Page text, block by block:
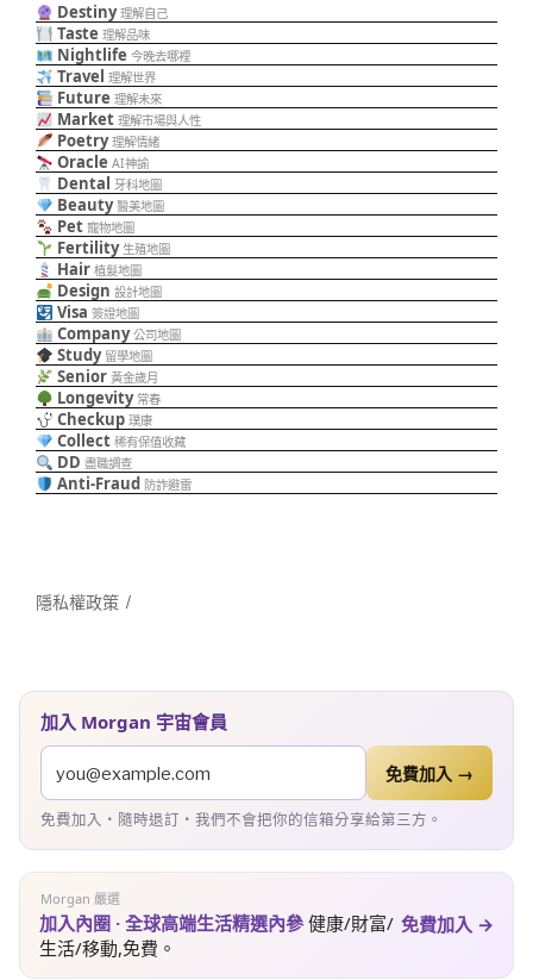
Destiny 理解自己
Taste 理解品味
Nightlife 今晚去哪裡
Travel 理解世界
Future 理解未來
Market 理解市場與人性
Poetry 理解情緒
Oracle AI神諭
Dental 牙科地圖
Beauty 醫美地圖
Pet 寵物地圖
Fertility 生殖地圖
Hair 植髮地圖
Design 設計地圖
Visa 簽證地圖
Company 公司地圖
Study 留學地圖
Senior 黃金歲月
Longevity 常春
Checkup 璞康
Collect 稀有保值收藏
DD 盡職調查
Anti-Fraud 防詐避雷
隱私權政策
加入 Morgan 宇宙會員
免費加入 →
免費加入・隨時退訂・我們不會把你的信箱分享給第三方。
Morgan 嚴選
加入內圈 · 全球高端生活精選內參健康/財富/
生活/移動,免費。
免費加入 →